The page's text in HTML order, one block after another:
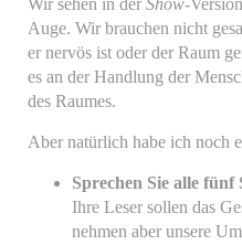
Wir sehen in der Show-
Auge. Wir brauchen nicht
er nervös ist oder der Raum
es an der Handlung der
des Raumes.
Aber natürlich habe ich noch
Sprechen Sie alle fünf
Ihre Leser sollen das
nehmen aber unsere